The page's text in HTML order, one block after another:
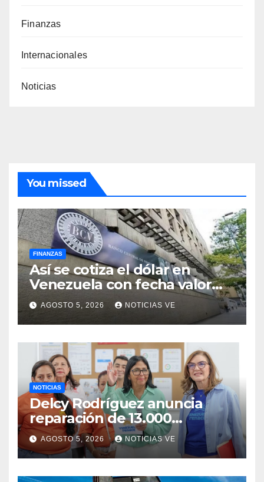
Finanzas
Internacionales
Noticias
You missed
FINANZAS
Así se cotiza el dólar en
Venezuela con fecha valor
jueves 6 de agosto de 2026
AGOSTO 5, 2026 NOTICIAS VE
NOTICIAS
Delcy Rodríguez anuncia
reparación de 13.000
viviendas afectadas por los
terremotos
AGOSTO 5, 2026 NOTICIAS VE